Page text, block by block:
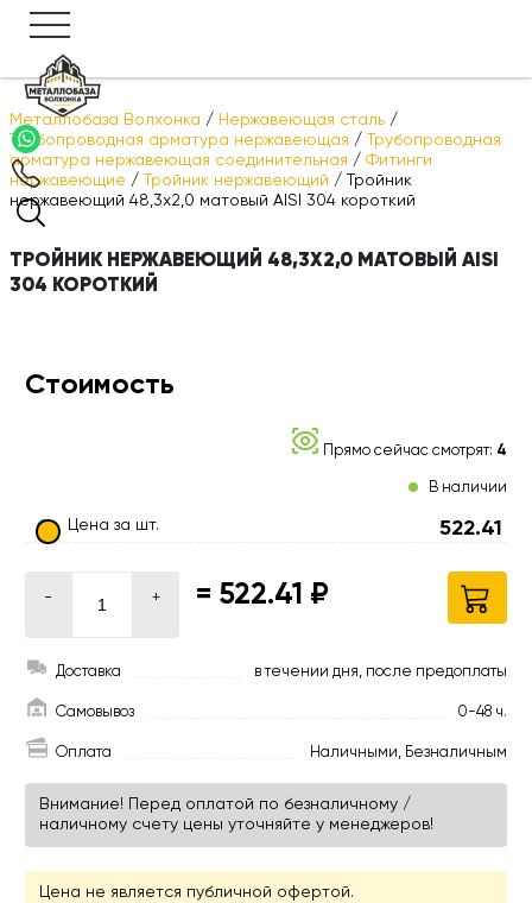
Металлобаза Волхонка / Нержавеющая сталь /
Трубопроводная арматура нержавеющая /
Трубопроводная
арматура нержавеющая соединительная / Фитинги
нержавеющие / Тройник нержавеющий /
Тройник
нержавеющий 48,3х2,0 матовый AISI 304 короткий
ТРОЙНИК НЕРЖАВЕЮЩИЙ 48,3Х2,0 МАТОВЫЙ AISI
304 КОРОТКИЙ
Стоимость
Прямо сейчас смотрят: 4
В наличии
Цена за шт. 522.41
- + = 522.41 ₽
Доставка в течении дня, после предоплаты
Самовывоз 0-48 ч.
Оплата Наличными, Безналичным
Внимание! Перед оплатой по безналичному /
наличному счету цены уточняйте у менеджеров!
Цена не является публичной офертой.